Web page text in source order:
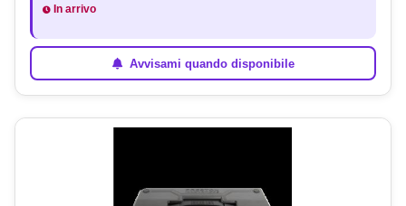
In arrivo
Avvisami quando disponibile